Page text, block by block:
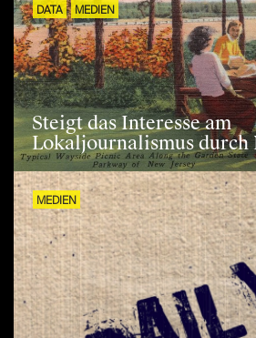
DATA MEDIEN
Steigt das Interesse am
Lokaljournalismus durch
MEDIEN